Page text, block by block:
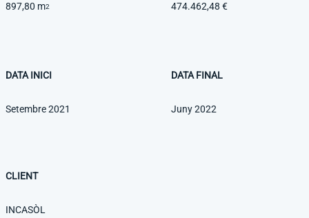
897,80 m2 474.462,48 €
DATA INICI
Setembre 2021
DATA FINAL
Juny 2022
CLIENT
INCASÒL